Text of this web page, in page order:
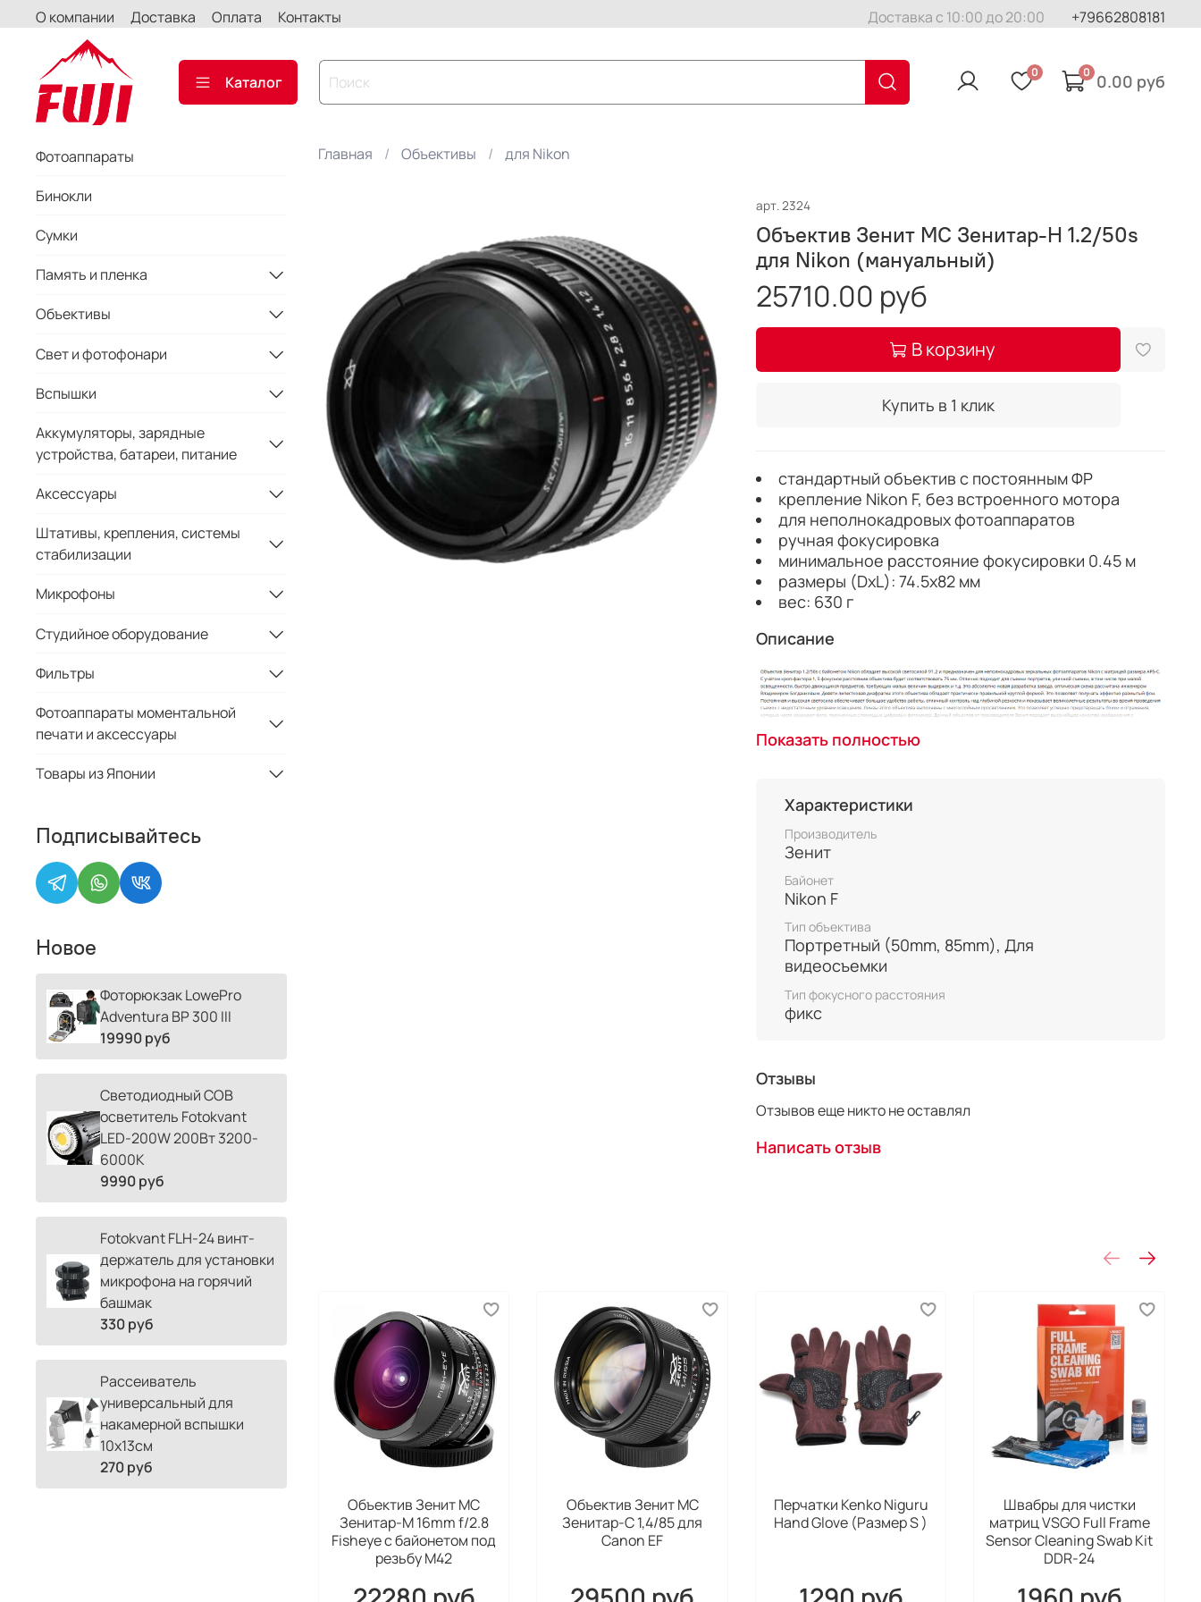
О компании Доставка Оплата Контакты Доставка с 10:00 до 20:00 +79662808181
Каталог
0 0 0.00 руб
Главная Объективы для Nikon
арт.2324
Объектив Зенит МС Зенитар-H 1.2/50s
для Nikon (мануальный)
25710.00 руб
В корзину
Купить в 1 клик
стандартный объектив с постоянным ФР
крепление Nikon F, без встроенного мотора
для неполнокадровых фотоаппаратов
ручная фокусировка
минимальное расстояние фокусировки 0.45 м
размеры (DхL): 74.5x82 мм
вес: 630 г
Описание
Показать полностью
Характеристики
Производитель
Зенит
Байонет
Nikon F
Тип объектива
Портретный (50mm, 85mm), Для
видеосъемки
Тип фокусного расстояния
фикс
Отзывы
Отзывов еще никто не оставлял
Написать отзыв
Объектив Зенит МС
Зенитар-М 16mm f/2.8
Fisheye c байонетом под
резьбу M42
Объектив Зенит МС
Зенитар-C 1,4/85 для
Canon EF
Перчатки Kenko Niguru
Hand Glove (Размер S )
Швабры для чистки
матриц VSGO Full Frame
Sensor Cleaning Swab Kit
DDR-24
Фотоаппараты
Бинокли
Сумки
Память и пленка
Объективы
Свет и фотофонари
Вспышки
Аккумуляторы, зарядные
устройства, батареи, питание
Аксессуары
Штативы, крепления, системы
стабилизации
Микрофоны
Студийное оборудование
Фильтры
Фотоаппараты моментальной
печати и аксессуары
Товары из Японии
Подписывайтесь
Новое
Фоторюкзак LowePro
Adventura BP 300 III
19990 руб
Светодиодный COB
осветитель Fotokvant
LED-200W 200Вт 3200-
6000К
9990 руб
Fotokvant FLH-24 винт-
держатель для установки
микрофона на горячий
башмак
330 руб
Рассеиватель
универсальный для
накамерной вспышки
10х13см
270 руб